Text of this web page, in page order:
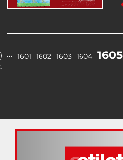
… 1601 1602 1603 1604 1605